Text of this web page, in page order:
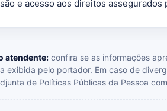
e acesso aos direitos assegurados
atendente: confira se as informações
exibida pelo portador. Em caso de
de Políticas Públicas da Pessoa